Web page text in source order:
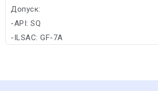
Допуск:
-API: SQ
-ILSAC: GF-7A